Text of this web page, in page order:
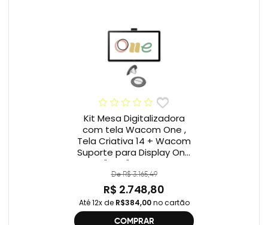
Kit Mesa Digitalizadora
com tela Wacom One ,
Tela Criativa 14 + Wacom
Suporte para Display One
12" e 13" ACK649Z
De R$ 3.165,49
R$ 2.748,80
Até 12x de R$384,00no cartão
COMPRAR